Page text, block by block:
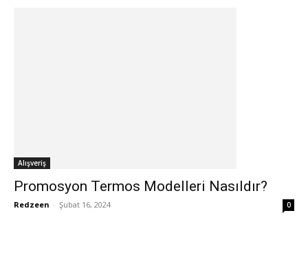
Alışveriş
Promosyon Termos Modelleri Nasıldır?
Redzeen - Şubat 16, 2024 0